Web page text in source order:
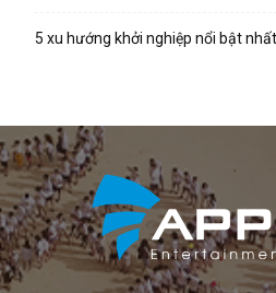
5 xu hướng khởi nghiệp nổi bật